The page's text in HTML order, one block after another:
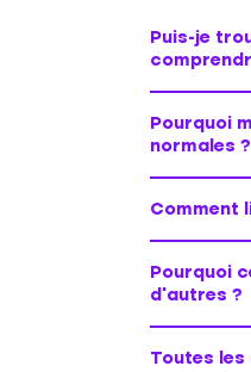
Puis-je
Pourquoi
normales ?
Comment
Pourquoi
d’autres ?
Toutes les